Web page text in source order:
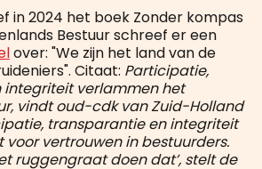
in 2024 het boek Zonder kompas
Bestuur schreef er een
over: "We zijn het land van de
Citaat: Participatie,
verlammen het
vindt oud-cdk van Zuid-Holland
transparantie en integriteit
voor vertrouwen in bestuurders.
ruggengraat doen dat’, stelt de